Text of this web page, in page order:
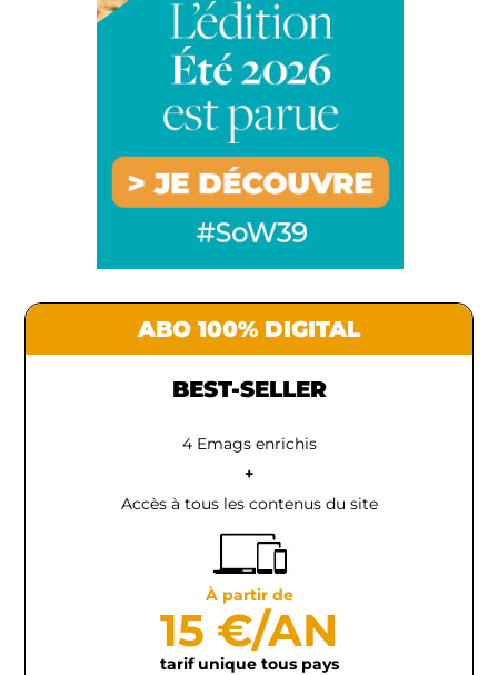
ABO 100% DIGITAL
BEST-SELLER
4 Emags enrichis
+
Accès à tous les contenus du site
À partir de
15 €/AN
tarif unique tous pays